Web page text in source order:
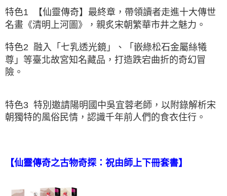
特色1 【仙靈傳奇】最終章，帶領讀者走進十大傳世
名畫《清明上河圖》，親炙宋朝繁華市井之魅力。
特色2 融入「七乳透光鏡」、「嵌綠松石金屬絲犧
尊」等臺北故宮知名藏品，打造跌宕曲折的奇幻冒
險。
特色3 特別邀請陽明國中吳宜蓉老師，以附錄解析宋
朝獨特的風俗民情，認識千年前人們的食衣住行。
【仙靈傳奇之古物奇探：祝由師上下冊套書】